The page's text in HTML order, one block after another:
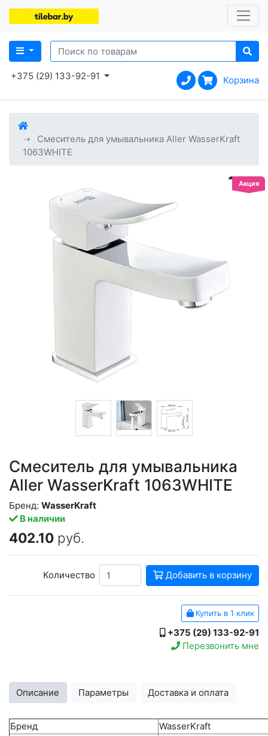
+375 (29) 133-92-91 Корзина
Смеситель для умывальника Aller WasserKraft
1063WHITE
Акция
Смеситель для умывальника
Aller WasserKraft 1063WHITE
В наличии
Бренд: WasserKraft
402.10 руб.
Количество Добавить в корзину
Купить в 1 клик
+375 (29) 133-92-91
Перезвонить мне
Описание Параметры Доставка и оплата
Бренд
WasserKraft